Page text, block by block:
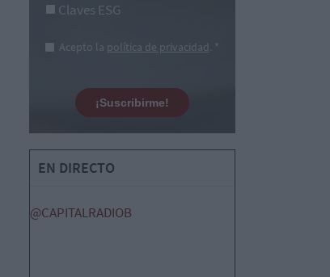
Claves ESG
Acepto la política de privacidad. *
¡Suscribirme!
EN DIRECTO
@CAPITALRADIOB